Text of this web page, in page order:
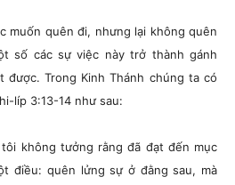
muốn quên đi, nhưng lại không quên
số các sự việc này trở thành gánh
được. Trong Kinh Thánh chúng ta có
líp 3:13-14 như sau:
không tưởng rằng đã đạt đến mục
điều: quên lửng sự ở đằng sau, mà